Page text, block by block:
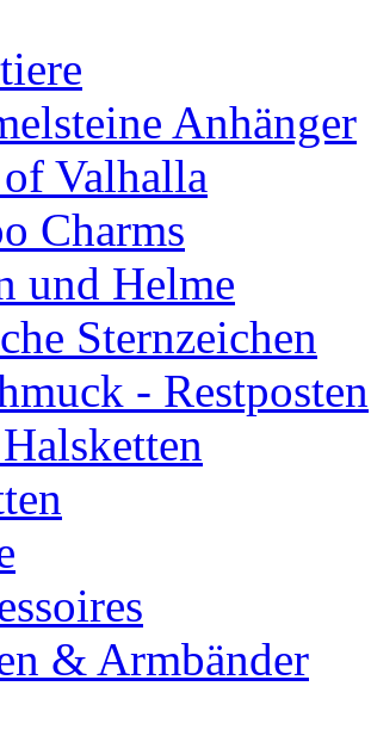
Anhänger
Valhalla
Charms
und Helme
Sternzeichen
- Restposten
& Armbänder